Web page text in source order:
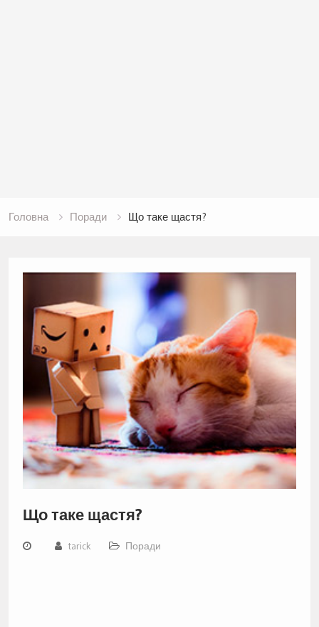
Головна Поради Що таке щастя?
Що таке щастя?
tarick Поради